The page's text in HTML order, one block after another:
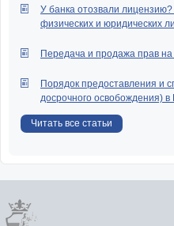
У банка отозвали лицензию?
физических и юридических
Передача и продажа прав на
Порядок предоставления и
досрочного освобождения)
Читать все статьи